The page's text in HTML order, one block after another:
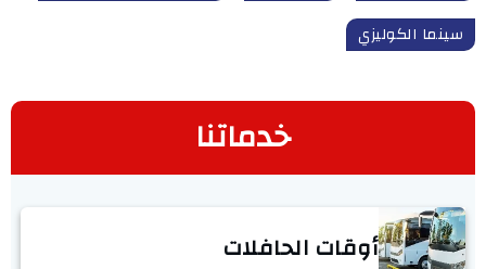
سينما الكوليزي
خدماتنا
أوقات الحافلات